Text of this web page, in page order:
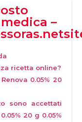
–
ricetta online?
0.05% 20
sono accettati
20 g 0.05%